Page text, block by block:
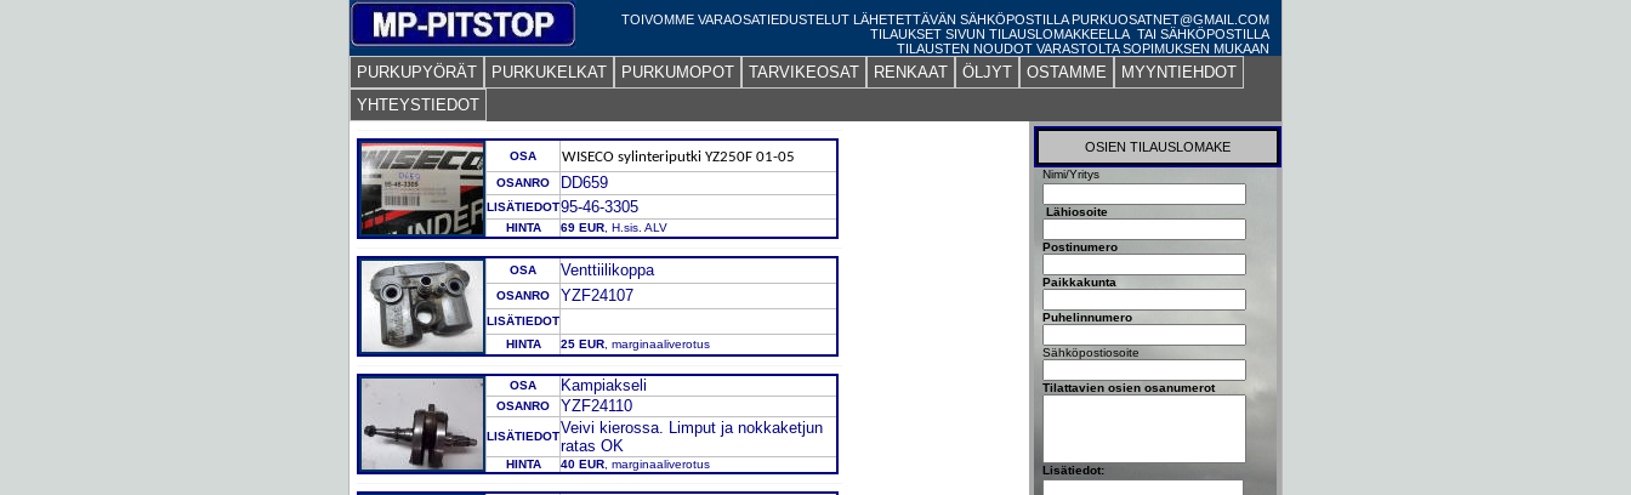
TOIVOMME VARAOSATIEDUSTELUT LÄHETETTÄVÄN SÄHKÖPOSTILLA PURKUOSATNET@GMAIL.COM
TILAUKSET SIVUN TILAUSLOMAKKEELLA TAI SÄHKÖPOSTILLA
TILAUSTEN NOUDOT VARASTOLTA SOPIMUKSEN MUKAAN
PURKUPYÖRÄT PURKUKELKAT PURKUMOPOT TARVIKEOSAT RENKAAT ÖLJYT OSTAMME
MYYNTIEHDOT
YHTEYSTIEDOT
OSA WISECO sylinteriputki YZ250F 01-05
OSANRO DD659
LISÄTIEDOT95-46-3305
HINTA 69 EUR , H.sis. ALV
OSA Venttiilikoppa
OSANRO YZF24107
LISÄTIEDOT
HINTA
25 EUR , marginaaliverotus
OSA Kampiakseli
OSANRO YZF24110
LISÄTIEDOTVeivi kierossa. Limput ja nokkaketjun
ratas OK
HINTA 40 EUR , marginaaliverotus
OSIEN TILAUSLOMAKE
Nimi/Yritys
Lähiosoite
Postinumero
Paikkakunta
Puhelinnumero
Sähköpostiosoite
Tilattavien osien osanumerot
Lisätiedot: